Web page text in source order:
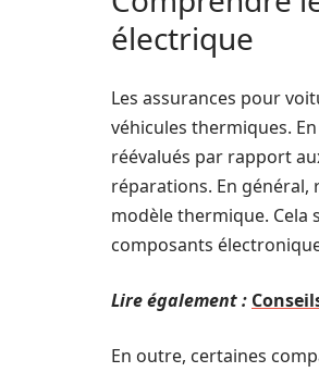
électrique
Les assurances pour
véhicules thermiques.
réévalués par rapport
réparations. En
modèle thermique. Cela
composants
Lire également :
En outre, certaines